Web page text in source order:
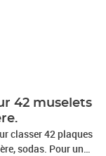
42 muselets
classer 42 plaques
sodas. Pour un